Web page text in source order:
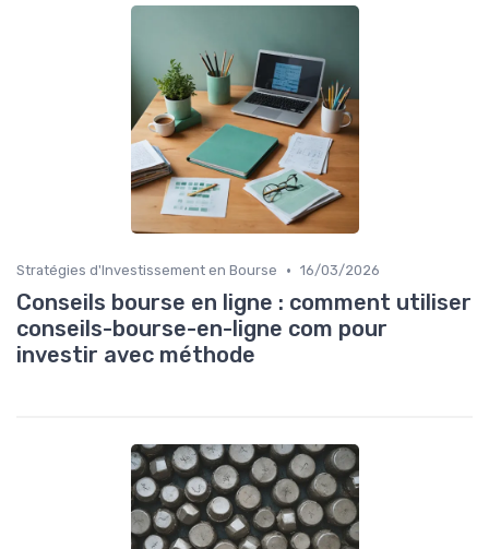
Stratégies d'Investissement en Bourse • 16/03/2026
Conseils bourse en ligne : comment utiliser
conseils-bourse-en-ligne com pour
investir avec méthode